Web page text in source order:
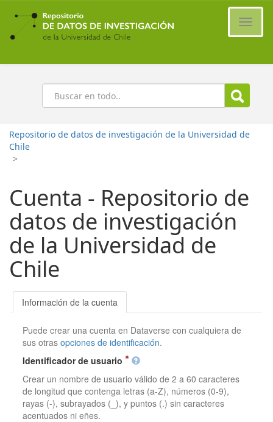
Ir
contenido
principal
Buscar
Repositorio de datos de investigación de la Universidad de
Chile
>
Cuenta - Repositorio de
datos de investigación
de la Universidad de
Chile
Información de la cuenta
Puede crear una cuenta en Dataverse con cualquiera de
sus otrasopciones de identificación.
Identificador de usuario
Crear un nombre de usuario válido de 2 a 60 caracteres
de longitud que contenga letras (a-Z), números (0-9),
rayas (-), subrayados (_), y puntos (.) sin caracteres
acentuados ni eñes.